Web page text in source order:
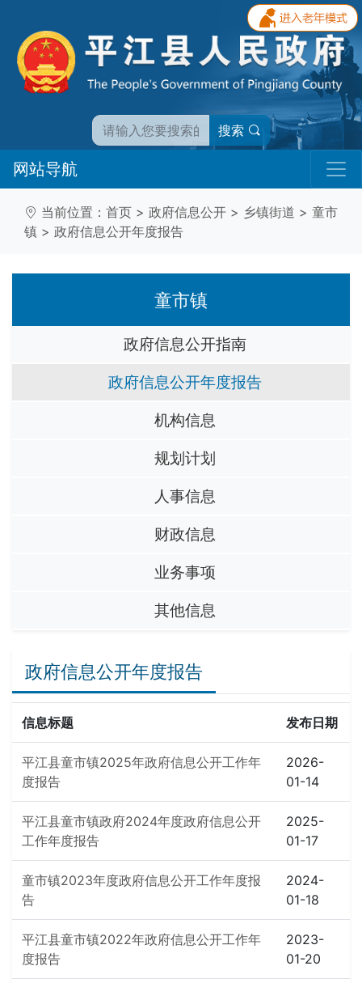
搜索
网站导航
当前位置： 首页 > 政府信息公开 > 乡镇街道 > 童市
镇 > 政府信息公开年度报告
童市镇
政府信息公开指南
政府信息公开年度报告
机构信息
规划计划
人事信息
财政信息
业务事项
其他信息
政府信息公开年度报告
信息标题 发布日期
平江县童市镇2025年政府信息公开工作年
度报告
2026-
01-14
平江县童市镇政府2024年度政府信息公开
工作年度报告
2025-
01-17
童市镇2023年度政府信息公开工作年度报
告
2024-
01-18
平江县童市镇2022年政府信息公开工作年
度报告
2023-
01-20